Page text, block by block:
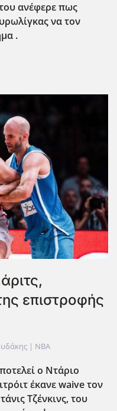
ανέφερε πως
να τον
.
επιστροφής
| NBA
ο Ντάριο
έκανε waiveτον
Τζένκινς, του